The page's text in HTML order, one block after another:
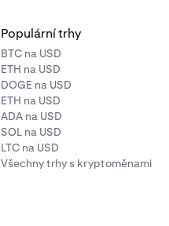
Populární trhy
BTC na USD
ETH na USD
DOGE na USD
ETH na USD
ADA na USD
SOL na USD
LTC na USD
Všechny trhy s kryptoměnami